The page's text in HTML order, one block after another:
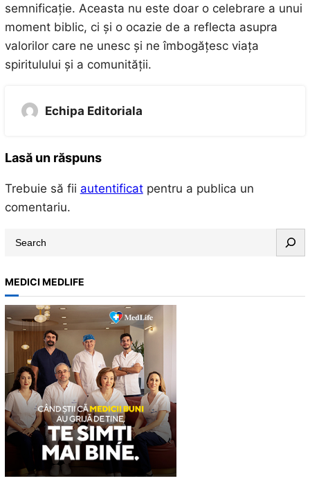
semnificație. Aceasta nu este doar o celebrare a unui
moment biblic, ci și o ocazie de a reflecta asupra
valorilor care ne unesc și ne îmbogățesc viața
spiritulului și a comunității.
Echipa Editoriala
Lasă un răspuns
Trebuie să fii autentificatpentru a publica un
comentariu.
r
c
h
MEDICI MEDLIFE